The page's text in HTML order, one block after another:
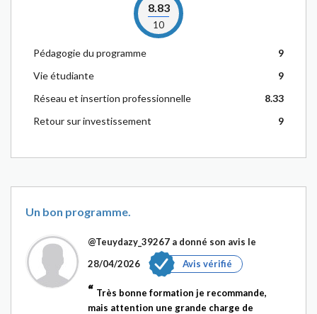
8.83
10
Pédagogie du programme
9
Vie étudiante
9
Réseau et insertion professionnelle
8.33
Retour sur investissement
9
Un bon programme.
@Teuydazy_39267 a donné son avis le
28/04/2026
Avis vérifié
Très bonne formation je recommande,
mais attention une grande charge de